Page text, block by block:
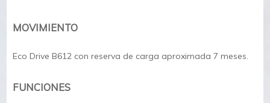
MOVIMIENTO
Eco Drive B612 con reserva de carga aproximada 7 meses.
FUNCIONES